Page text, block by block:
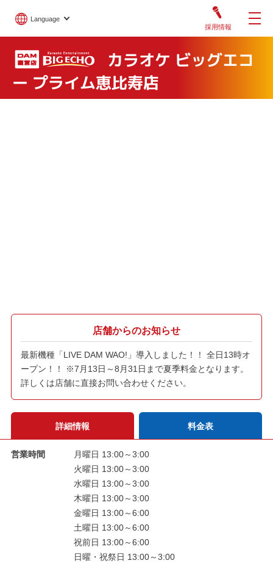
Language
採用情報
カラオケ ビッグエコ
ー プライム恵比寿店
店舗からのお知らせ
最新機種「LIVE DAM WAO!」導入しました！！ 全日13時オ
ープン！！ ※7月13日～8月31日まで夏季料金となります。
詳しくは店舗に直接お問い合わせください。
詳細情報 料金表
営業時間
月曜日 13:00～3:00
火曜日 13:00～3:00
水曜日 13:00～3:00
木曜日 13:00～3:00
金曜日 13:00～6:00
土曜日 13:00～6:00
祝前日 13:00～6:00
日曜・祝祭日 13:00～3:00